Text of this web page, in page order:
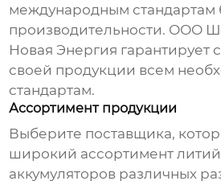
международным стандартам
производительности. ООО
Новая Энергия гарантирует
своей продукции всем
стандартам.
Ассортимент продукции
Выберите поставщика,
широкий ассортимент
аккумуляторов различных